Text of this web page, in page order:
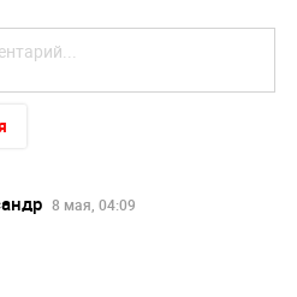
8 мая, 04:09